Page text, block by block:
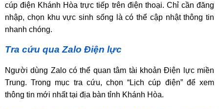
cúp điện Khánh Hòa trực tiếp trên điện thoại. Chỉ cần đăng
nhập, chọn khu vực sinh sống là có thể cập nhật thông tin
nhanh chóng.
Tra cứu qua Zalo Điện lực
Người dùng Zalo có thể quan tâm tài khoản Điện lực miền
Trung. Trong mục tra cứu, chọn “Lịch cúp điện” để xem
thông tin mới nhất tại địa bàn tỉnh Khánh Hòa.